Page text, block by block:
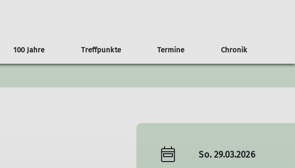
Vermietung Anfahrt Der Rotenfels
100 Jahre
Fotowettbewerb/Kalender Weitere Veranstaltungen
Treffpunkte Termine Chronik
25 Jahre Luise Rodrian Haus 75 Jahre Sektion Nahegau
So. 29.03.2026